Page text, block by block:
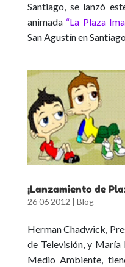
Santiago, se lanzó
animada “La Plaza
San Agustín en
¡Lanzamiento de
26 06 2012 Blog
Herman Chadwick,
de Televisión, y
Medio Ambiente,